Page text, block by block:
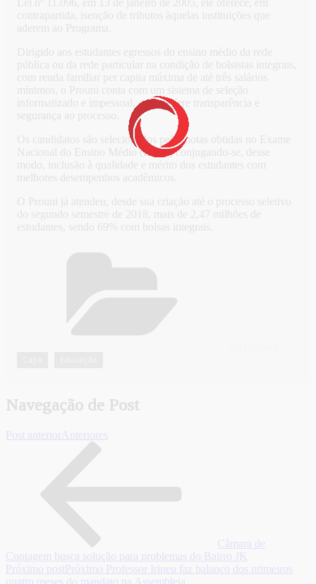
Lei nº 11.096, em 13 de janeiro de 2005, ele oferece, em
contrapartida, isenção de tributos àquelas instituições que
aderem ao Programa.
Dirigido aos estudantes egressos do ensino médio da rede
pública ou da rede particular na condição de bolsistas integrais,
com renda familiar per capita máxima de até três salários
mínimos, o Prouni conta com um sistema de seleção
informatizado e impessoal, que confere transparência e
segurança ao processo.
Os candidatos são selecionados pelas notas obtidas no Exame
Nacional do Ensino Médio (Enem) conjugando-se, desse
modo, inclusão à qualidade e mérito dos estudantes com
melhores desempenhos acadêmicos.
O Prouni já atendeu, desde sua criação até o processo seletivo
do segundo semestre de 2018, mais de 2,47 milhões de
estudantes, sendo 69% com bolsas integrais.
Navegação de Post
Post anterior Anteriores
Câmara de
Contagem busca solução para problemas do Bairro JK
Próximo post Próximo Professor Irineu faz balanço dos primeiros